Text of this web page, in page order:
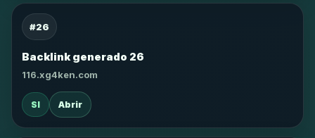
#26
Backlink generado 26
116.xg4ken.com
SI Abrir